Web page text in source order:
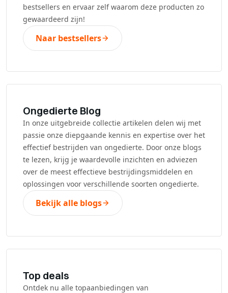
bestsellers en ervaar zelf waarom deze producten zo
gewaardeerd zijn!
Naar bestsellers
Ongedierte Blog
In onze uitgebreide collectie artikelen delen wij met
passie onze diepgaande kennis en expertise over het
effectief bestrijden van ongedierte. Door onze blogs
te lezen, krijg je waardevolle inzichten en adviezen
over de meest effectieve bestrijdingsmiddelen en
oplossingen voor verschillende soorten ongedierte.
Bekijk alle blogs
Top deals
Ontdek nu alle topaanbiedingen van